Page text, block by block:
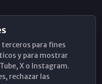
para fines
y para mostrar
X o Instagram.
rechazar las